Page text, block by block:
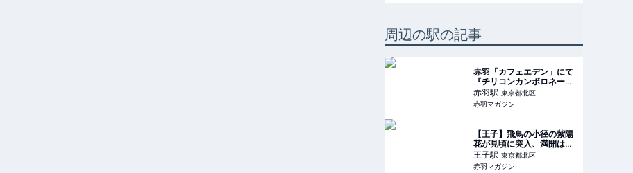
周辺の駅の記事
赤羽「カフェエデン」にて
『チリコンカンボロネー
ゼ』を巻き巻き！大人でオ
シャレなスパイシーパスタ
と、まったりタイムを満
赤羽駅 東京都北区
赤羽マガジン
【王子】飛鳥の小径の紫陽
花が見頃に突入、満開は近
いかも！咲き始め独特の淡
い色の紫陽花が素敵。 | 赤
王子駅 東京都北区
赤羽マガジン